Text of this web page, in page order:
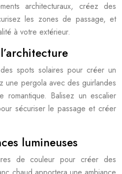
architecturaux, créez des
les zones de passage, et
à votre extérieur.
spots solaires pour créer un
une pergola avec des guirlandes
romantique. Balisez un escalier
sécuriser le passage et créer
lumineuses
de couleur pour créer des